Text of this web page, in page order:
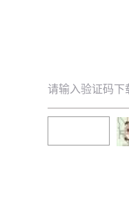
请输入验证码下